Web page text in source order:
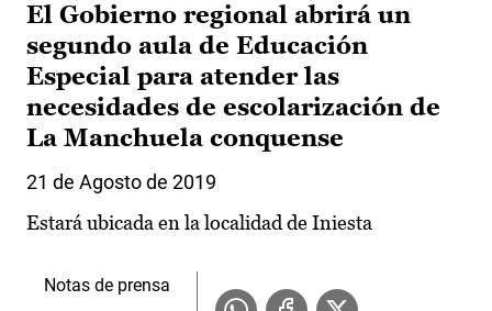
El Gobierno regional abrirá un
segundo aula de Educación
Especial para atender las
necesidades de escolarización de
La Manchuela conquense
21 de Agosto de 2019
Estará ubicada en la localidad de Iniesta
Notas de prensa